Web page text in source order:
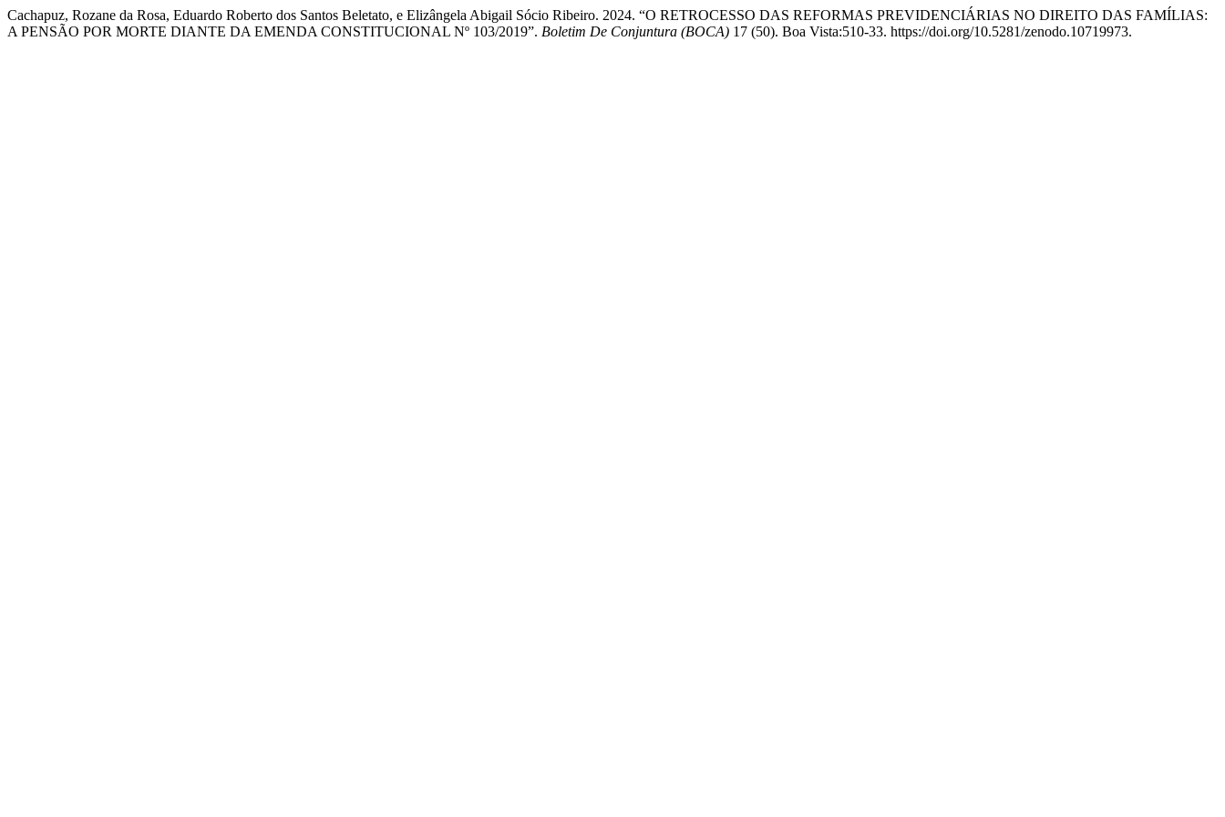
Cachapuz, Rozane da Rosa, Eduardo Roberto dos Santos Beletato, e Elizângela Abigail Sócio Ribeiro. 2024. “O RETROCESSO DAS REFORMAS PREVIDENCIÁRIAS NO DIREITO DAS FAMÍLIAS:
A PENSÃO POR MORTE DIANTE DA EMENDA CONSTITUCIONAL Nº 103/2019”. Boletim De Conjuntura (BOCA) 17 (50). Boa Vista:510-33. https://doi.org/10.5281/zenodo.10719973.